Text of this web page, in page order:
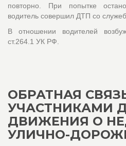
повторно. При попытке
водитель совершил ДТП со
В отношении водителей
ст.264.1 УК РФ.
ОБРАТНАЯ
УЧАСТНИКАМИ
ДВИЖЕНИЯ О
УЛИЧНО-